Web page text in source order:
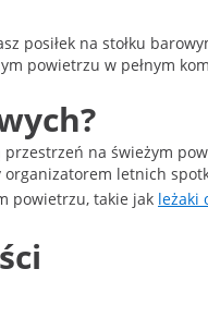
posiłek na stołku
powietrzu w pełnym
na świeżym
letnich
powietrzu, takie jak leżaki